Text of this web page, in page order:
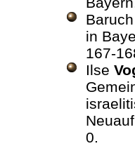
in
167-
Ilse
0.